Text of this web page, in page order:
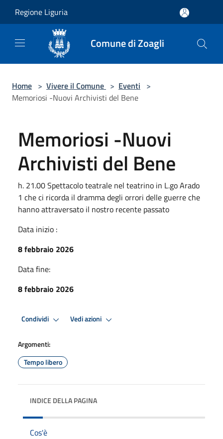
Regione Liguria
Comune di Zoagli
Home > Vivere il Comune > Eventi >
Memoriosi -Nuovi Archivisti del Bene
Memoriosi -Nuovi
Archivisti del Bene
h. 21.00 Spettacolo teatrale nel teatrino in L.go Arado
1 che ci ricorda il dramma degli orrori delle guerre che
hanno attraversato il nostro recente passato
Data inizio :
8 febbraio 2026
Data fine:
8 febbraio 2026
Condividi Vedi azioni
Argomenti:
Tempo libero
INDICE DELLA PAGINA
Cos'è